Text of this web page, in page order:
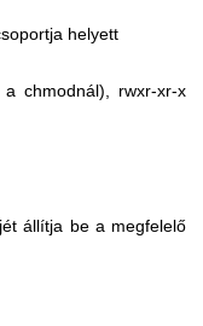
helyett
chmodnál), rwxr-xr-x
állítja be a megfelelő